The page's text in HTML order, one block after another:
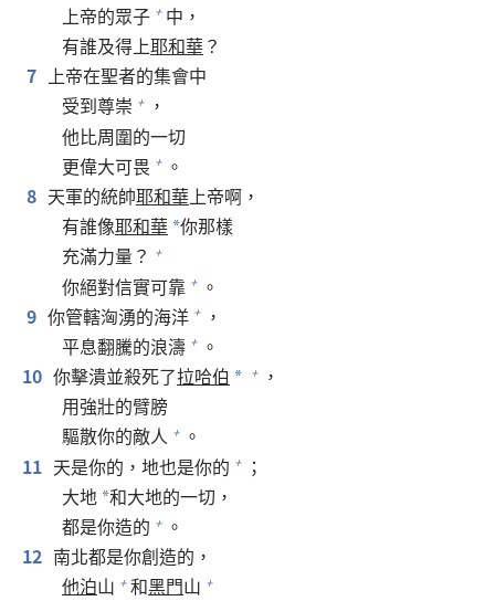
上帝的眾子 + 中，
有誰及得上耶和華？
7 上帝在聖者的集會中
受到尊崇 +
，
他比周圍的一切
更偉大可畏 + 。
8 天軍的統帥耶和華上帝啊，
有誰像耶和華 *你那樣
充滿力量？ +
你絕對信實可靠 + 。
9 你管轄洶湧的海洋 +
，
平息翻騰的浪濤 + 。
10 你擊潰並殺死了拉哈伯 * +
，
用強壯的臂膀
驅散你的敵人 + 。
11 天是你的，地也是你的 +
；
大地 *和大地的一切，
都是你造的 + 。
12 南北都是你創造的，
他泊山 + 和黑門山 +